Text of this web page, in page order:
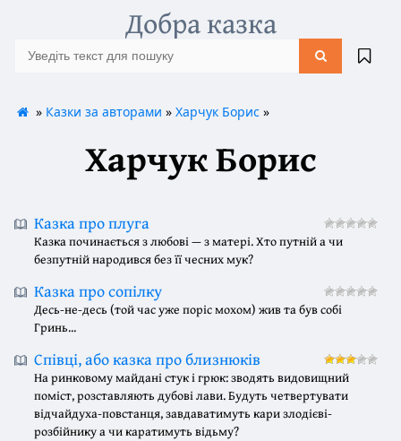
Добра казка
» Казки за авторами » Харчук Борис»
Харчук Борис
Казка про плуга
Казка починається з любові — з матері. Хто путній а чи
безпутній народився без її чесних мук?
Казка про сопілку
Десь-не-десь (той час уже поріс мохом) жив та був собі
Гринь...
Співці, або казка про близнюків
На ринковому майдані стук і грюк: зводять видовищний
поміст, розставляють дубові лави. Будуть четвертувати
відчайдуха-повстанця, завдаватимуть кари злодієві-
розбійнику а чи каратимуть відьму?